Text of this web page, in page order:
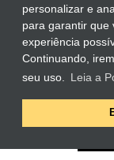
personalizar e
para garantir que
experiência
Continuando,
seu uso.
Leia a